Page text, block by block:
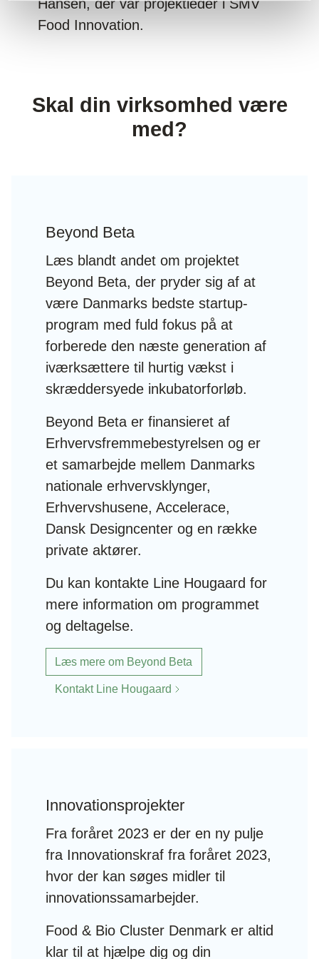
Hansen, der var projektleder i SMV
Food Innovation.
Skal din virksomhed være
med?
Beyond Beta
Læs blandt andet om projektet
Beyond Beta, der pryder sig af at
være Danmarks bedste startup-
program med fuld fokus på at
forberede den næste generation af
iværksættere til hurtig vækst i
skræddersyede inkubatorforløb.
Beyond Beta er finansieret af
Erhvervsfremmebestyrelsen og er
et samarbejde mellem Danmarks
nationale erhvervsklynger,
Erhvervshusene, Accelerace,
Dansk Designcenter og en række
private aktører.
Du kan kontakte Line Hougaard for
mere information om programmet
og deltagelse.
Læs mere om Beyond Beta
Kontakt Line Hougaard
Innovationsprojekter
Fra foråret 2023 er der en ny pulje
fra Innovationskraf fra foråret 2023,
hvor der kan søges midler til
innovationssamarbejder.
Food & Bio Cluster Denmark er altid
klar til at hjælpe dig og din